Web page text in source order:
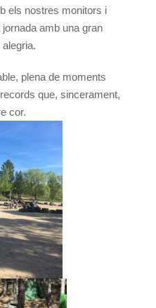
els nostres monitors i
amb una gran
plena de moments
que, sincerament,
cor.